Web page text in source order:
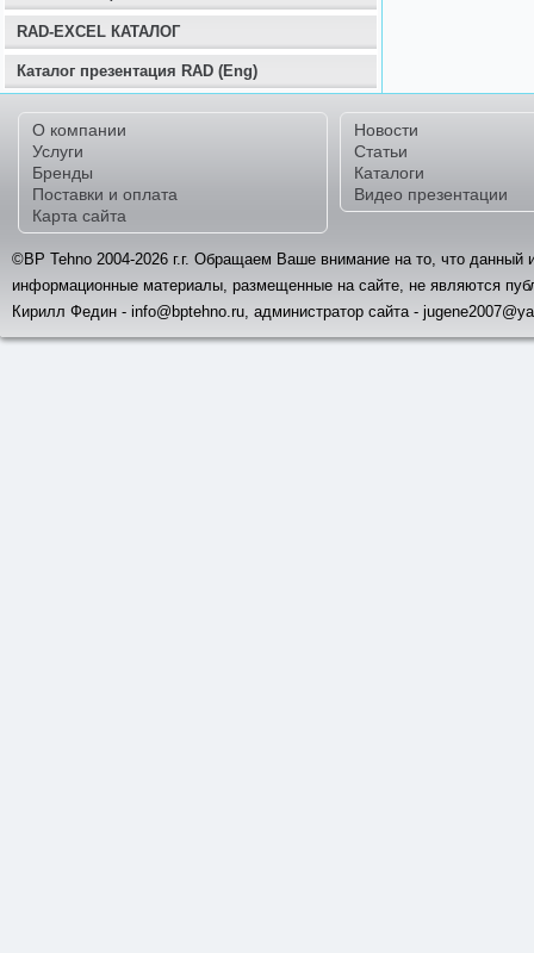
RAD-EXCEL КАТАЛОГ
Каталог презентация RAD (Eng)
О компании
Услуги
Бренды
Поставки и оплата
Карта сайта
Новости
Статьи
Каталоги
Видео презентации
©BP Tehno 2004-2026 г.г. Обращаем Ваше внимание на то, что данный
информационные материалы, размещенные на сайте, не являются
Кирилл Федин - info@bptehno.ru, администратор сайта -